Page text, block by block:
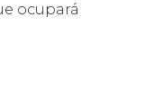
ocupará